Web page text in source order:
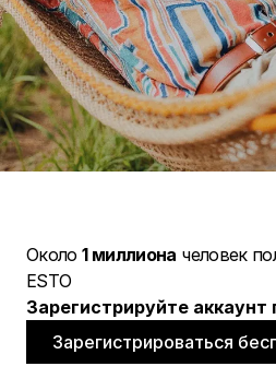
Около1 миллиона человек
ESTO
Зарегистрируйте аккаунт
Зарегистрироваться